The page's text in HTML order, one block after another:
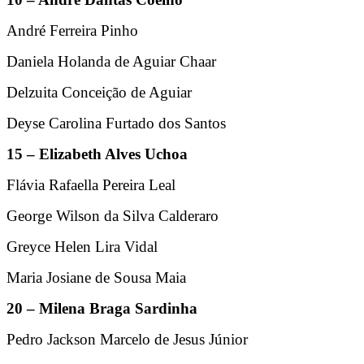
André Ferreira Pinho
Daniela Holanda de Aguiar Chaar
Delzuita Conceição de Aguiar
Deyse Carolina Furtado dos Santos
15 – Elizabeth Alves Uchoa
Flávia Rafaella Pereira Leal
George Wilson da Silva Calderaro
Greyce Helen Lira Vidal
Maria Josiane de Sousa Maia
20 – Milena Braga Sardinha
Pedro Jackson Marcelo de Jesus Júnior